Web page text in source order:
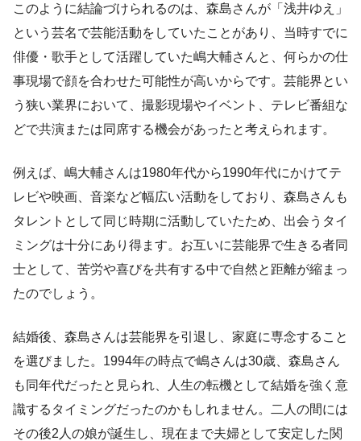
このように結論づけられるのは、森島さんが「浅井ゆえ」
という芸名で芸能活動をしていたことがあり、当時すでに
俳優・歌手として活躍していた嶋大輔さんと、何らかの仕
事現場で顔を合わせた可能性が高いからです。芸能界とい
う狭い業界において、撮影現場やイベント、テレビ番組な
どで共演または同席する機会があったと考えられます。
例えば、嶋大輔さんは1980年代から1990年代にかけてテ
レビや映画、音楽など幅広い活動をしており、森島さんも
タレントとして同じ時期に活動していたため、出会うタイ
ミングは十分にあり得ます。お互いに芸能界で生きる者同
士として、苦労や喜びを共有する中で自然と距離が縮まっ
たのでしょう。
結婚後、森島さんは芸能界を引退し、家庭に専念すること
を選びました。1994年の時点で嶋さんは30歳、森島さん
も同年代だったと見られ、人生の転機として結婚を強く意
識するタイミングだったのかもしれません。二人の間には
その後2人の娘が誕生し、現在まで夫婦として安定した関